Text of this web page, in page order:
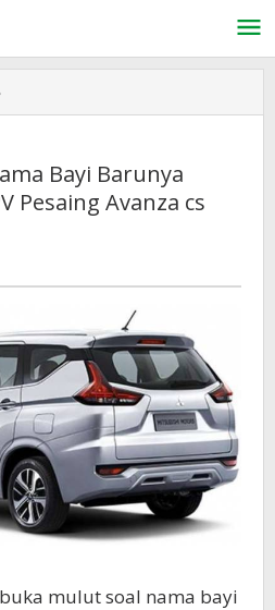
Beri
Barunya
Xpander,
Bayi Barunya
Pesaing Avanza cs
mulut soal nama bayi